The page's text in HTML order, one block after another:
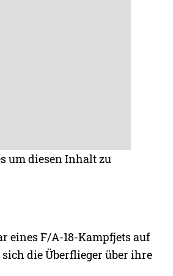
um diesen Inhalt zu
eines F/A-18-Kampfjets auf
die Überflieger über ihre